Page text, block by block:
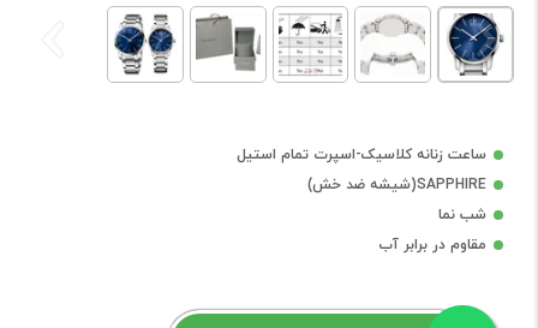
ساعت زنانه کلاسیک-اسپرت تمام استیل
SAPPHIRE(شیشه ضد خش)
شب نما
مقاوم در برابر آب